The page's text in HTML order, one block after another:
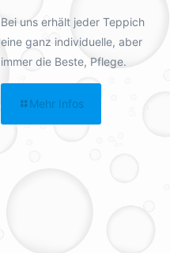
Bei uns erhält jeder Teppich
eine ganz individuelle, aber
immer die Beste, Pflege.
Mehr Infos